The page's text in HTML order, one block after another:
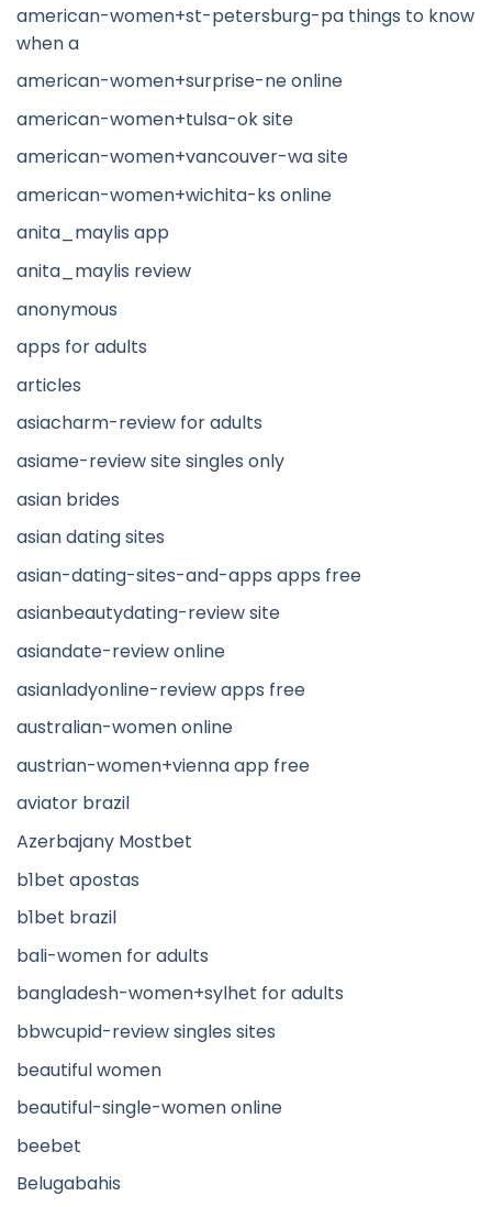
american-women+st-petersburg-pa things to know
when a
american-women+surprise-ne online
american-women+tulsa-ok site
american-women+vancouver-wa site
american-women+wichita-ks online
anita_maylis app
anita_maylis review
anonymous
apps for adults
articles
asiacharm-review for adults
asiame-review site singles only
asian brides
asian dating sites
asian-dating-sites-and-apps apps free
asianbeautydating-review site
asiandate-review online
asianladyonline-review apps free
australian-women online
austrian-women+vienna app free
aviator brazil
Azerbajany Mostbet
b1bet apostas
b1bet brazil
bali-women for adults
bangladesh-women+sylhet for adults
bbwcupid-review singles sites
beautiful women
beautiful-single-women online
beebet
Belugabahis